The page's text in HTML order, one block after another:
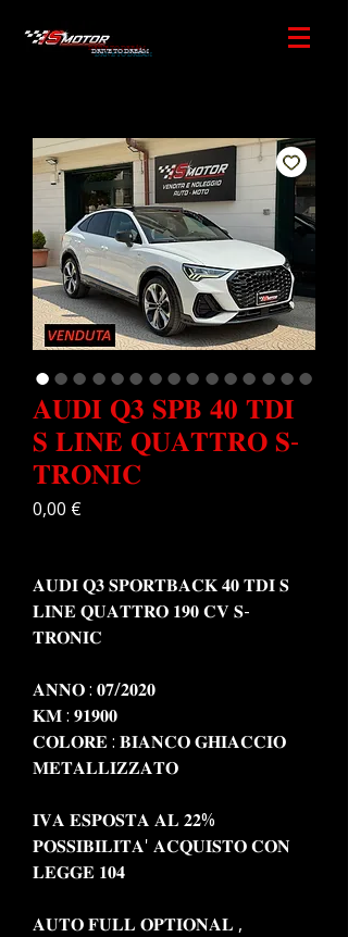
DRIVE TO DREAM
𝐀𝐔𝐃𝐈 𝐐𝟑 𝐒𝐏𝐁 𝟒𝟎 𝐓𝐃𝐈
𝐒 𝐋𝐈𝐍𝐄 𝐐𝐔𝐀𝐓𝐓𝐑𝐎 𝐒-
𝐓𝐑𝐎𝐍𝐈𝐂
0,00 €Prezzo
𝐀𝐔𝐃𝐈 𝐐𝟑 𝐒𝐏𝐎𝐑𝐓𝐁𝐀𝐂𝐊 𝟒𝟎 𝐓𝐃𝐈 𝐒
𝐋𝐈𝐍𝐄 𝐐𝐔𝐀𝐓𝐓𝐑𝐎 𝟏𝟗𝟎 𝐂𝐕 𝐒-
𝐓𝐑𝐎𝐍𝐈𝐂
𝐀𝐍𝐍𝐎 : 𝟎𝟕/𝟐𝟎𝟐𝟎
𝐊𝐌 : 𝟗𝟏𝟗𝟎𝟎
𝐂𝐎𝐋𝐎𝐑𝐄 : 𝐁𝐈𝐀𝐍𝐂𝐎 𝐆𝐇𝐈𝐀𝐂𝐂𝐈𝐎
𝐌𝐄𝐓𝐀𝐋𝐋𝐈𝐙𝐙𝐀𝐓𝐎
𝐈𝐕𝐀 𝐄𝐒𝐏𝐎𝐒𝐓𝐀 𝐀𝐋 𝟐𝟐%
𝐏𝐎𝐒𝐒𝐈𝐁𝐈𝐋𝐈𝐓𝐀' 𝐀𝐂𝐐𝐔𝐈𝐒𝐓𝐎 𝐂𝐎𝐍
𝐋𝐄𝐆𝐆𝐄 𝟏𝟎𝟒
𝐀𝐔𝐓𝐎 𝐅𝐔𝐋𝐋 𝐎𝐏𝐓𝐈𝐎𝐍𝐀𝐋 ,